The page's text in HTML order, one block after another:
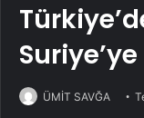
ÜMİT SAVĞA